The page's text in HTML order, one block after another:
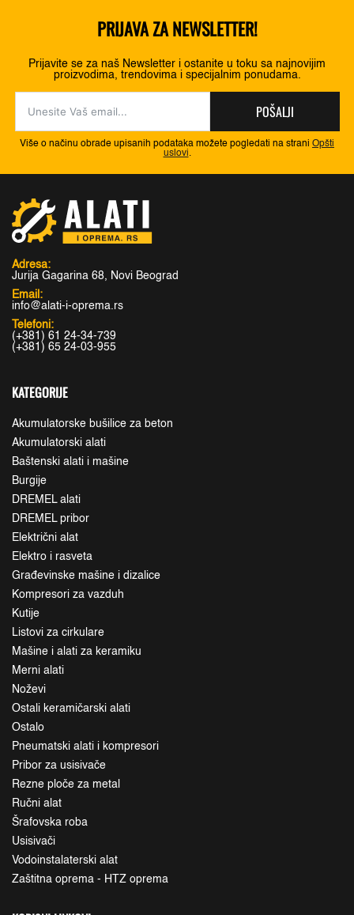
PRIJAVA ZA NEWSLETTER!
Prijavite se za naš Newsletter i ostanite u toku sa najnovijim
proizvodima, trendovima i specijalnim ponudama.
POŠALJI
Više o načinu obrade upisanih podataka možete pogledati na strani Opšti
uslovi.
Adresa:
Jurija Gagarina 68, Novi Beograd
Email:
info@alati-i-oprema.rs
Telefoni:
(+381) 61 24-34-739
(+381) 65 24-03-955
KATEGORIJE
Akumulatorske bušilice za beton
Akumulatorski alati
Baštenski alati i mašine
Burgije
DREMEL alati
DREMEL pribor
Električni alat
Elektro i rasveta
Građevinske mašine i dizalice
Kompresori za vazduh
Kutije
Listovi za cirkulare
Mašine i alati za keramiku
Merni alati
Noževi
Ostali keramičarski alati
Ostalo
Pneumatski alati i kompresori
Pribor za usisivače
Rezne ploče za metal
Ručni alat
Šrafovska roba
Usisivači
Vodoinstalaterski alat
Zaštitna oprema - HTZ oprema